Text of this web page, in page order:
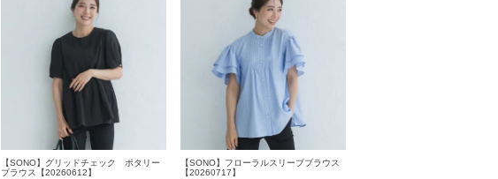
【SONO】グリッドチェック ポタリー
ブラウス【20260612】
【SONO】フローラルスリーブブラウス
【20260717】